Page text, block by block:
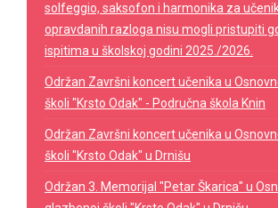
solfeggio, saksofon i harmonika za
opravdanih razloga nisu mogli pristupiti
ispitima u školskoj godini 2025./2026.
Održan Završni koncert učenika u
školi "Krsto Odak" - Područna škola Knin
Održan Završni koncert učenika u
školi "Krsto Odak" u Drnišu
Održan 3. Memorijal "Petar Škarica" u